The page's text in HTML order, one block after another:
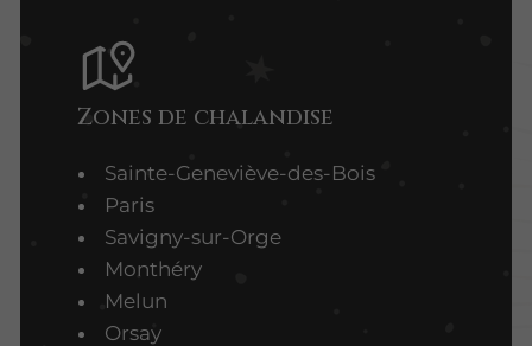
Zones de chalandise
Sainte-Geneviève-des-Bois
Paris
Savigny-sur-Orge
Monthéry
Melun
Orsay